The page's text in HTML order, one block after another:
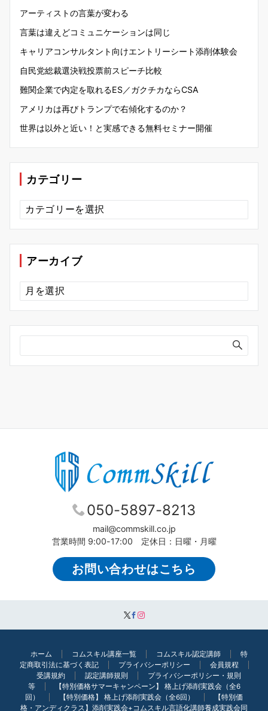
アーティストの言葉が変わる
言葉は違えどコミュニケーションは同じ
キャリアコンサルタント向けエントリーシート添削体験会
自民党総裁選決戦投票前スピーチ比較
難関企業で内定を取れるES／ガクチカならCSA
アメリカは再びトランプで右傾化するのか？
世界は以外と近い！と実感できる無料セミナー開催
カテゴリー
カ
テ
ゴ
ー
アーカイブ
ア
ー
カ
ブ
050-5897-8213
mail@commskill.co.jp
営業時間 9:00-17:00 定休日：日曜・月曜
お問い合わせはこちら
ホーム コムスキル講座一覧 コムスキル認定講師
特
定商取引法に基づく表記
プライバシーポリシー
会員規程
受講規約
認定講師規則
プライバシーポリシー・規則
等
【特別価格サマーキャンペーン】 格上げ添削実践会（全6
回）
【特別価格】 格上げ添削実践会（全6回）
【特別価
格・アンディクラス】添削実践会+コムスキル言語化講師養成実践会同